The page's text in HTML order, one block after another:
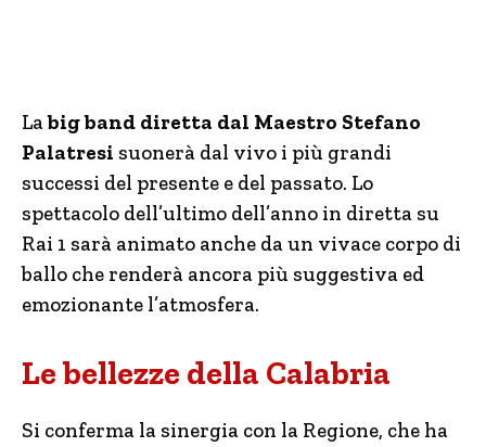
Labig band diretta dal Maestro Stefano
Palatresi suonerà dal vivo i più grandi
successi del presente e del passato. Lo
spettacolo dell’ultimo dell’anno in diretta su
Rai 1 sarà animato anche da un vivace corpo di
ballo che renderà ancora più suggestiva ed
emozionante l’atmosfera.
Le bellezze della Calabria
Si conferma la sinergia con la Regione, che ha